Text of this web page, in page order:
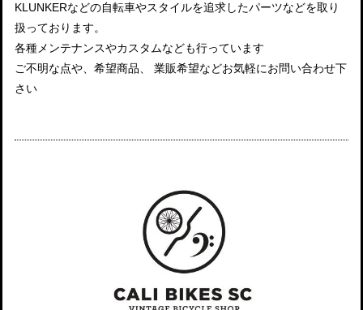
KLUNKERなどの自転車やスタイルを追求したパーツなどを取り
扱っております。
各種メンテナンスやカスタムなども行っています
ご不明な点や、希望商品、 業販希望などお気軽にお問い合わせ下
さい